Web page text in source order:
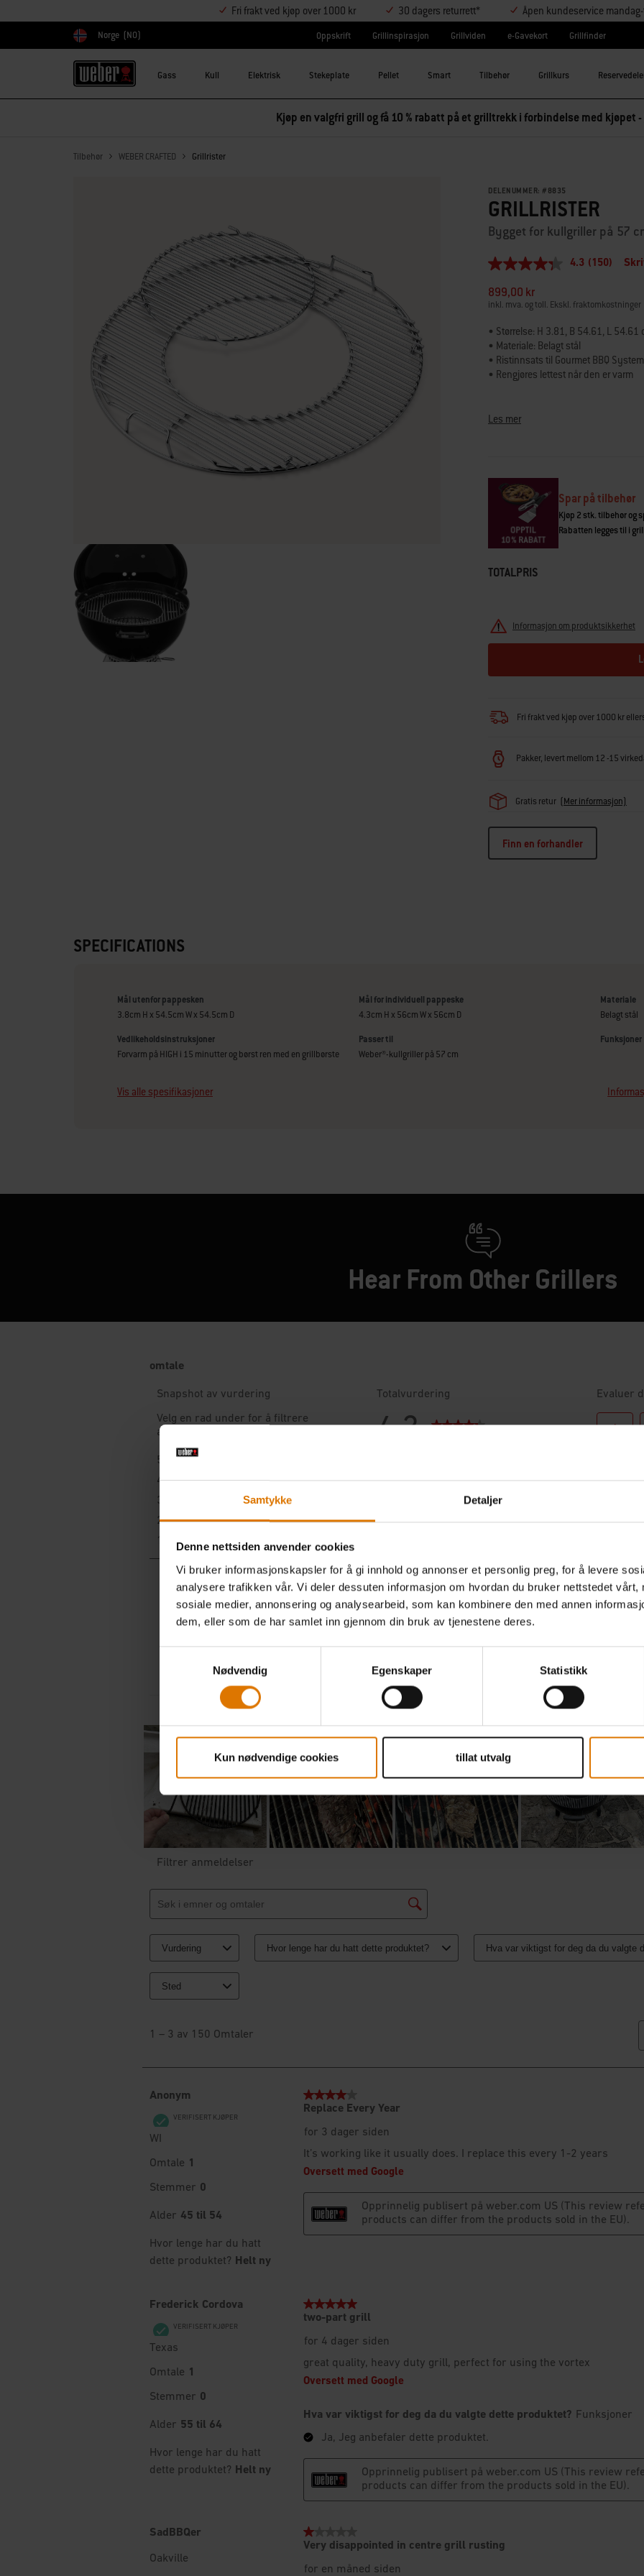
Samtykke Detaljer
Denne nettsiden anvender cookies
Vi bruker informasjonskapsler for å gi innhold og annonser et personlig preg, for å levere
analysere trafikken vår. Vi deler dessuten informasjon om hvordan du bruker nettstedet vårt,
sosiale medier, annonsering og analysearbeid, som kan kombinere den med annen
dem, eller som de har samlet inn gjennom din bruk av tjenestene deres.
Nødvendig
Egenskaper Statistikk
Kun nødvendige cookies tillat utvalg
Fri frakt ved kjøp over 1000 kr 30 dagers returrett* Åpen kundeservice
Velg land
Norge (NO) Oppskrift Grillinspirasjon Grillviden e-Gavekort Grillfinder
Gass Kull Elektrisk Stekeplate Pellet Smart Tilbehør Grillkurs
Kjøp en valgfri grill og få 10 % rabatt på et grilltrekk i forbindelse med kjøpet -
Tilbehør WEBER CRAFTED Grillrister
DELENUMMER: # 8835
GRILLRISTER
Bygget for kullgriller på 57
4.3
5
stjerner,
gjennomsnittlig
vurderingsverdi.
Read
150
Reviews.
Samme
sidelenke.
4.3 (150)
899,00 kr
inkl. mva. og toll. Ekskl. fraktomkostninger
• Størrelse: H 3.81, B 54.61, L 54.61
• Materiale: Belagt stål
• Ristinnsats til Gourmet BBQ System
• Rengjøres lettest når den er varm
komponenter i Gourmet BBQ
Les mer
Spar på tilbehør
Kjøp 2 stk. tilbehør og
Rabatten legges til i
TOTALPRIS
Informasjon om produktsikkerhet
Fri frakt ved kjøp over 1000 kr
Pakker, levert mellom 12 -15
Gratis retur (Mer informasjon)
Finn en forhandler
SPECIFICATIONS
Mål utenfor pappesken
3.8cm H x 54.5cm W x 54.5cm D
Mål for individuell pappeske
4.3cm H x 56cm W x 56cm D
Materiale
Belagt stål
Vedlikeholdsinstruksjoner
Forvarm på HIGH i 15 minutter og børst ren med en grillbørste
Passer til
Weber®-kullgriller på 57 cm
Funksjoner
Vis alle spesifikasjoner
Hear From Other Grillers